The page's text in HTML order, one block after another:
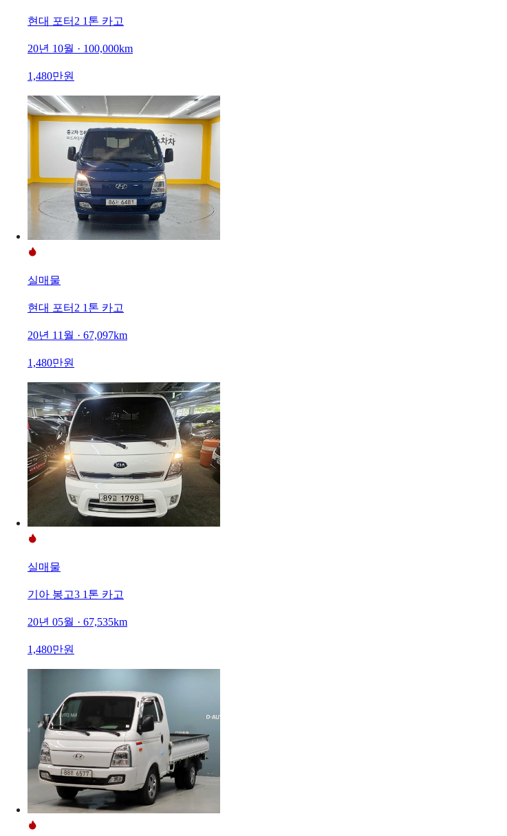
현대 포터2 1톤 카고
20년 10월 · 100,000km
1,480만원
실매물
현대 포터2 1톤 카고
20년 11월 · 67,097km
1,480만원
실매물
기아 봉고3 1톤 카고
20년 05월 · 67,535km
1,480만원